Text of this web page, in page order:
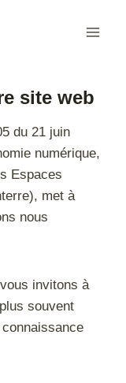
site web
du 21 juin
numérique,
Espaces
met à
nous
invitons à
souvent